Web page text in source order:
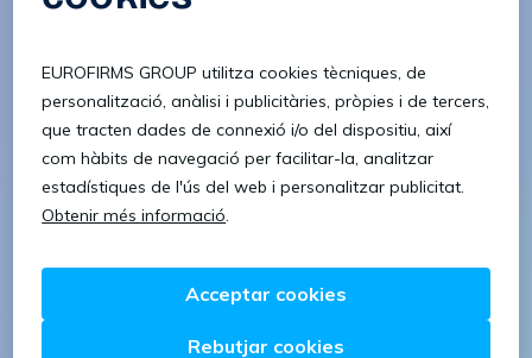
Contrasenya
Confirmar contrasenya
8 caràcters 1 lletra minúscula
1 lletra majúscula 1 número